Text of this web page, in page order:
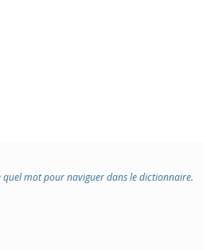
quel mot pour naviguer dans le dictionnaire.